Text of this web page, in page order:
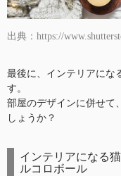
出典：https://
最後に、インテリアにな
す。
部屋のデザインに併せて
しょうか？
インテリアになる
ルコロボール